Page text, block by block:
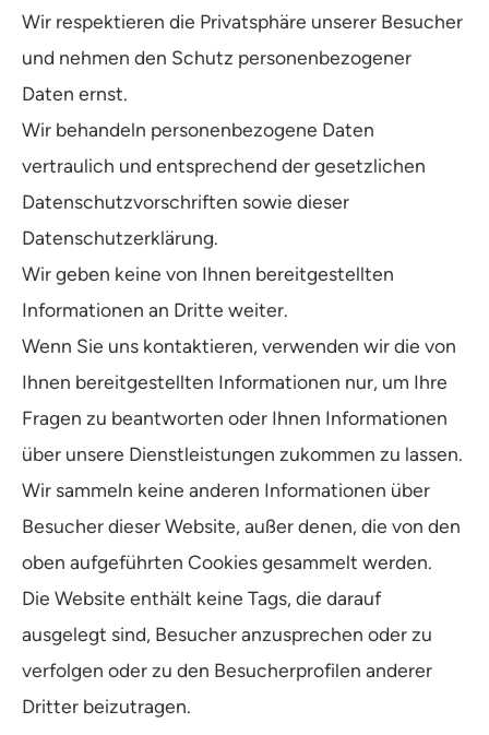
Wir respektieren die Privatsphäre unserer Besucher
und nehmen den Schutz personenbezogener
Daten ernst.
Wir behandeln personenbezogene Daten
vertraulich und entsprechend der gesetzlichen
Datenschutzvorschriften sowie dieser
Datenschutzerklärung.
Wir geben keine von Ihnen bereitgestellten
Informationen an Dritte weiter.
Wenn Sie uns kontaktieren, verwenden wir die von
Ihnen bereitgestellten Informationen nur, um Ihre
Fragen zu beantworten oder Ihnen Informationen
über unsere Dienstleistungen zukommen zu lassen.
Wir sammeln keine anderen Informationen über
Besucher dieser Website, außer denen, die von den
oben aufgeführten Cookies gesammelt werden.
Die Website enthält keine Tags, die darauf
ausgelegt sind, Besucher anzusprechen oder zu
verfolgen oder zu den Besucherprofilen anderer
Dritter beizutragen.